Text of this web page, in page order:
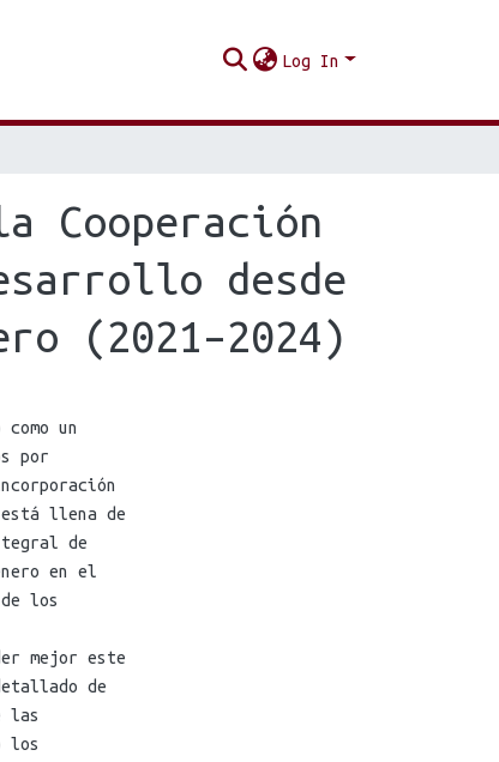
Log In
desde
(2021–2024)
un
por
llena de
de
en el
los
mejor este
de
las
los